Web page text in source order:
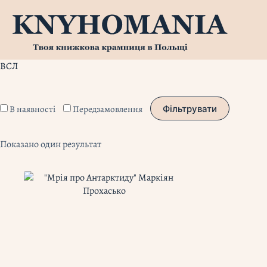
вмісту
ВСЛ
В наявності Передзамовлення Фільтрувати
Показано один результат